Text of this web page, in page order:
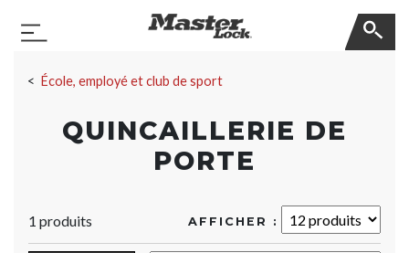
Basculer la navigation
École, employé et club de sport
QUINCAILLERIE DE
PORTE
1 produits AFFICHER :